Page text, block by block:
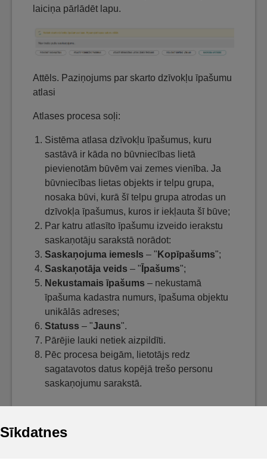
Sīkdatnes
laiciņa pārlādēt lapu.​
Attēls. Paziņojums par skarto dzīvokļu īpašumu
atlasi
Atlases procesa soļi:
Sistēma atlasa dzīvokļu īpašumus, kuru
sastāvā ir kāda no būvniecības lietā
pievienotām būvēm vai zemes vienība. Ja
būvniecības lietas objekts ir telpu grupa,
nosaka būvi, kurā šī telpu grupa atrodas un
dzīvokļa īpašumus, kuros ir iekļauta šī būve;
Par katru atlasīto īpašumu izveido ierakstu
saskaņotāju sarakstā norādot:
Saskaņojuma iemesls – " Kopīpašums";
Saskaņotāja veids – " Īpašums";
Nekustamais īpašums – nekustamā
īpašuma kadastra numurs, īpašuma objektu
unikālās adreses;
Statuss – "Jauns".
Pārējie lauki netiek aizpildīti.
Pēc procesa beigām, lietotājs redz
sagatavotos datus kopējā trešo personu
saskaņojumu sarakstā.